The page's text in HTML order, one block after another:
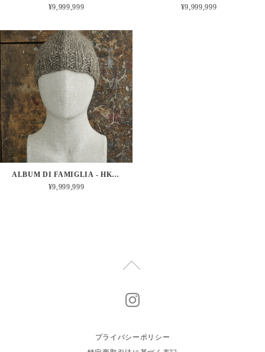
¥9,999,999
¥9,999,999
ALBUM DI FAMIGLIA - HK HAT / COTTON,ALPACA
¥9,999,999
プライバシーポリシー